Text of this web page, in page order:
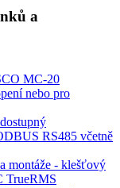
a
MC-20
nebo pro
RS485 včetně
montáže - klešťový
TrueRMS